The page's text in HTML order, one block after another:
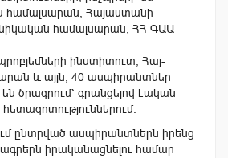
Հայաստանի
համալսարան, ՀՀ ԳԱԱ
ինստիտուտ, Հայ-
և այլն, 40 ասպիրանտներ
ծրագրում՝ գրանցելով էական
ընտրված ասպիրանտներն իրենց
իրականացնելու համար